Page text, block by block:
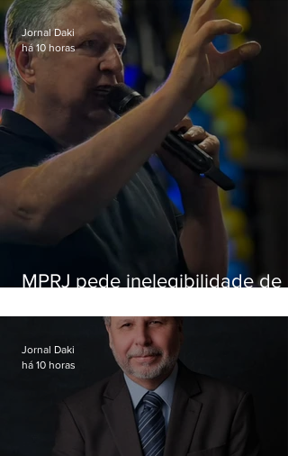
MPRJ pede inelegibilidade de
Jornal Daki
há 10 horas
Jornal Daki
há 10 horas